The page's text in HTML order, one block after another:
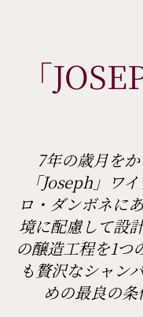
「
7年の歳月を
「Joseph」ワ
ロ・ダンボネに
境に配慮して設
の醸造工程を1
も贅沢なシャ
めの最良の